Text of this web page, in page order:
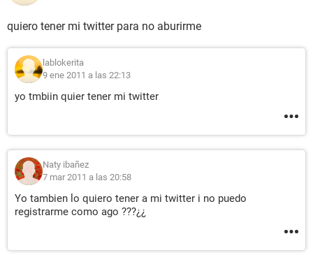
quiero tener mi twitter para no aburirme
lablokerita
9 ene 2011 a las 22:13
yo tmbiin quier tener mi twitter
Naty ibañez
7 mar 2011 a las 20:58
Yo tambien lo quiero tener a mi twitter i no puedo
registrarme como ago ???¿¿